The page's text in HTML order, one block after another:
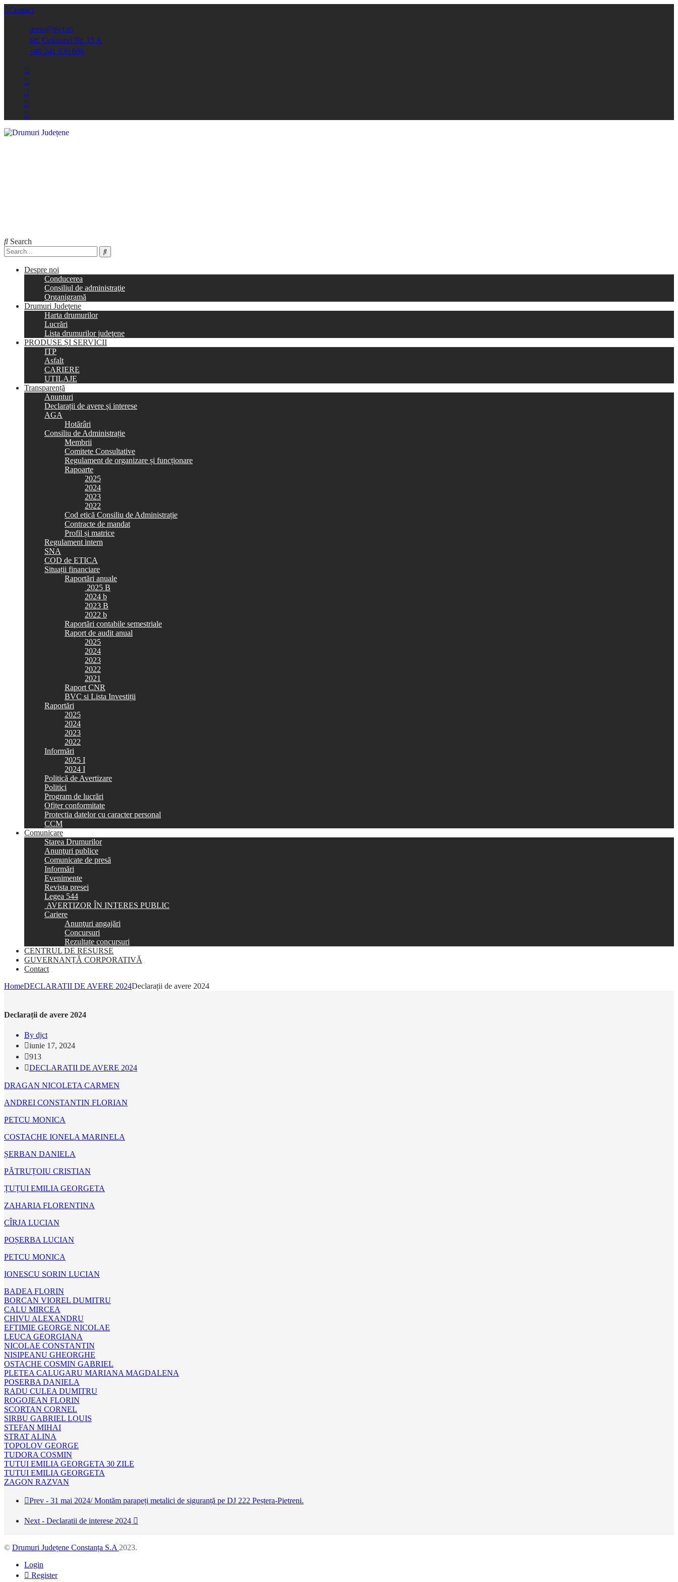
Contact
press@djct.ro
Str. Celulozei Nr. 15 A
+40 241 630 696
Search
Despre noi
Conducerea
Consiliul de administraţie
Organigramă
Drumuri Judeţene
Harta drumurilor
Lucrări
Lista drumurilor judeţene
PRODUSE ȘI SERVICII
ITP
Asfalt
CARIERE
UTILAJE
Transparență
Anunturi
Declarații de avere și interese
AGA
Hotărâri
Consiliu de Administrație
Membrii
Comitete Consultative
Regulament de organizare și funcționare
Rapoarte
2025
2024
2023
2022
Cod etică Consiliu de Administrație
Contracte de mandat
Profil și matrice
Regulament intern
SNA
COD de ETICA
Situații financiare
Raportări anuale
2025 B
2024 b
2023 B
2022 b
Raportări contabile semestriale
Raport de audit anual
2025
2024
2023
2022
2021
Raport CNR
BVC si Lista Investiții
Raportări
2025
2024
2023
2022
Informări
2025 I
2024 I
Politică de Avertizare
Politici
Program de lucrări
Ofițer conformitate
Protectia datelor cu caracter personal
CCM
Comunicare
Starea Drumurilor
Anunţuri publice
Comunicate de presă
Informări
Evenimente
Revista presei
Legea 544
AVERTIZOR ÎN INTERES PUBLIC
Cariere
Anunţuri angajări
Concursuri
Rezultate concursuri
CENTRUL DE RESURSE
GUVERNANȚĂ CORPORATIVĂ
Contact
HomeDECLARATII DE AVERE 2024Declarații de avere 2024
Declarații de avere 2024
By djct
iunie 17, 2024
913
DECLARATII DE AVERE 2024
DRAGAN NICOLETA CARMEN
ANDREI CONSTANTIN FLORIAN
PETCU MONICA
COSTACHE IONELA MARINELA
ȘERBAN DANIELA
PĂTRUȚOIU CRISTIAN
ȚUȚUI EMILIA GEORGETA
ZAHARIA FLORENTINA
CÎRJA LUCIAN
POȘERBA LUCIAN
PETCU MONICA
IONESCU SORIN LUCIAN
BADEA FLORIN
BORCAN VIOREL DUMITRU
CALU MIRCEA
CHIVU ALEXANDRU
EFTIMIE GEORGE NICOLAE
LEUCA GEORGIANA
NICOLAE CONSTANTIN
NISIPEANU GHEORGHE
OSTACHE COSMIN GABRIEL
PLETEA CALUGARU MARIANA MAGDALENA
POSERBA DANIELA
RADU CULEA DUMITRU
ROGOJEAN FLORIN
SCORTAN CORNEL
SIRBU GABRIEL LOUIS
STEFAN MIHAI
STRAT ALINA
TOPOLOV GEORGE
TUDORA COSMIN
TUTUI EMILIA GEORGETA 30 ZILE
TUTUI EMILIA GEORGETA
ZAGON RAZVAN
Prev - 31 mai 2024/ Montăm parapeți metalici de siguranță pe DJ 222 Peștera-Pietreni.
Next - Declaratii de interese 2024
© Drumuri Județene Constanța S.A 2023.
Login
Register